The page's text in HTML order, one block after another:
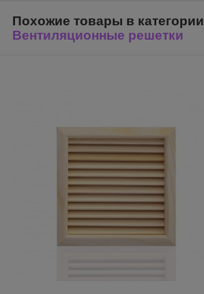
Похожие товары в категории
Вентиляционные решетки